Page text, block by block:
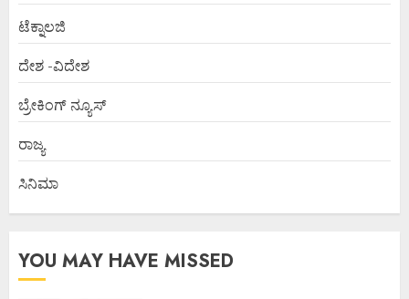
ಟೆಕ್ನಾಲಜಿ
ದೇಶ -ವಿದೇಶ
ಬ್ರೇಕಿಂಗ್ ನ್ಯೂಸ್
ರಾಜ್ಯ
ಸಿನಿಮಾ
YOU MAY HAVE MISSED